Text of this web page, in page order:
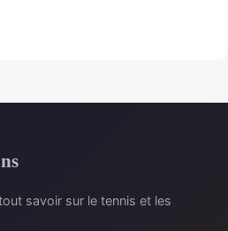
savoir sur le tennis et les